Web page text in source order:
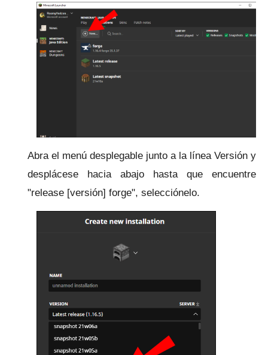
Abra el menú desplegable junto a la línea Versión y
desplácese hacia abajo hasta que encuentre
"release [versión] forge", selecciónelo.